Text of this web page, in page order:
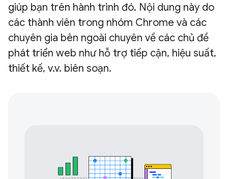
giúp bạn trên hành trình đó. Nội dung này do
các thành viên trong nhóm Chrome và các
chuyên gia bên ngoài chuyên về các chủ đề
phát triển web như hỗ trợ tiếp cận, hiệu suất,
thiết kế, v.v. biên soạn.